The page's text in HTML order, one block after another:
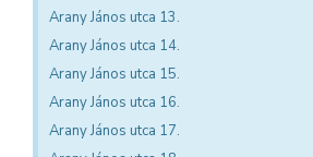
Arany János utca 13.
Arany János utca 14.
Arany János utca 15.
Arany János utca 16.
Arany János utca 17.